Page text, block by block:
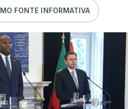
FONTE INFORMATIVA